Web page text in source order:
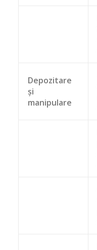
Depozitare
și
manipulare